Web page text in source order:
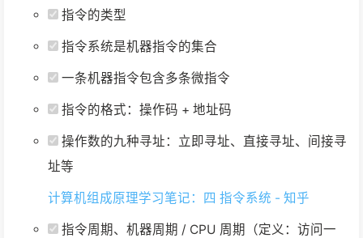
指令的类型
指令系统是机器指令的集合
一条机器指令包含多条微指令
指令的格式：操作码 + 地址码
操作数的九种寻址：立即寻址、直接寻址、间接寻
址等
计算机组成原理学习笔记：四 指令系统 - 知乎
指令周期、机器周期 / CPU 周期（定义：访问一